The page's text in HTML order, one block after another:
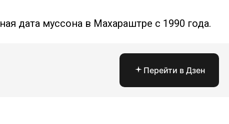
дата муссона в Махараштре с 1990 года.
Перейти в Дзен